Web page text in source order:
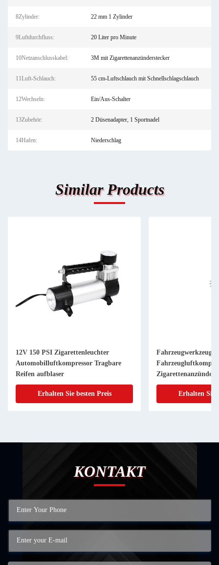
8Zylinder: 22 mm 1 Zylinder
9Luftdurchfluss: 20 Liter pro Minute
10Netzanschlusskabel: 3M mit Zigarettenanzünderstecker
11Luft-Schlauch: 55 cm-Luftschlauch mit Schnellschlagschlauch
12Wechseln: Ein/Aus-Schalter
13Zubehör: 2 Düsenadapter, 1 Sportnadel
14Hafen: Niederschlag
Similar Products
12V 150 PSI Zigarettenleuchter
Automobilluftkompressor Tragbare
Reifen aufblaser
Erhalten Sie besten Preis
Fahrzeugwerkzeuge
Zigarettenanzünder
Erhalten Sie
KONTAKT